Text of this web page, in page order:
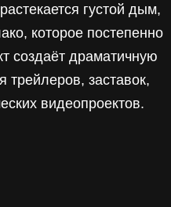
густой дым,
которое постепенно
создаёт драматичную
заставок,
видеопроектов.